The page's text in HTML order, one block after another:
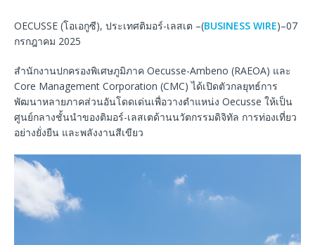
OECUSSE (โอเอกูซี), ประเทศติมอร์-เลสเต –(BUSINESS WIRE)–07
กรกฎาคม 2025
สำนักงานปกครองพิเศษภูมิภาค Oecusse-Ambeno (RAEOA) และ
Core Management Corporation (CMC) ได้เปิดตัวกลยุทธ์การ
พัฒนาหลายภาคส่วนอันโดดเด่นเพื่อวางตำแหน่ง Oecusse ให้เป็น
ศูนย์กลางชั้นนำของติมอร์-เลสเตด้านนวัตกรรมดิจิทัล การท่องเที่ยว
อย่างยั่งยืน และพลังงานสีเขียว